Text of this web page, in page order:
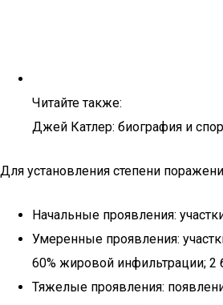
Читайте также:
Джей Катлер: биография и
Для установления степени
Начальные проявления:
Умеренные проявления:
60% жировой инфильтрации; 2
Тяжелые проявления: